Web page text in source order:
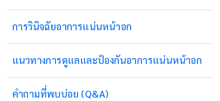
การวินิจฉัยอาการแน่นหน้าอก
แนวทางการดูแลและป้องกันอาการแน่นหน้าอก
คำถามที่พบบ่อย (Q&A)